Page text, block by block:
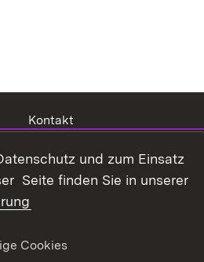
Kontakt
Barrierefreiheit
Impressum
und zum Einsatz
Seite finden Sie in unserer
Cookies